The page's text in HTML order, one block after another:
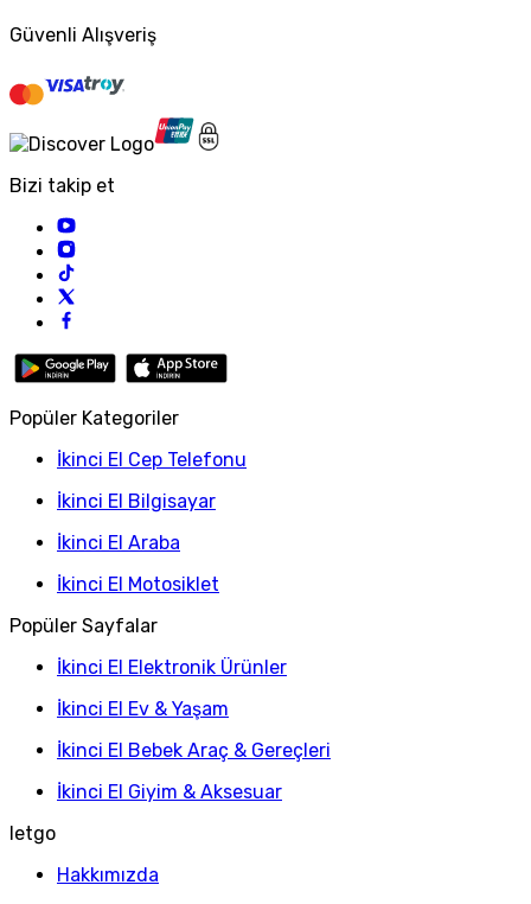
Güvenli Alışveriş
Bizi takip et
Popüler Kategoriler
İkinci El Cep Telefonu
İkinci El Bilgisayar
İkinci El Araba
İkinci El Motosiklet
Popüler Sayfalar
İkinci El Elektronik Ürünler
İkinci El Ev & Yaşam
İkinci El Bebek Araç & Gereçleri
İkinci El Giyim & Aksesuar
letgo
Hakkımızda